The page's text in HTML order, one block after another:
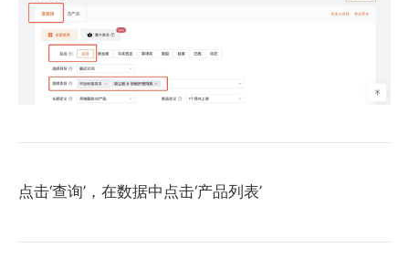
点击‘查询’，在数据中点击‘产品列表’